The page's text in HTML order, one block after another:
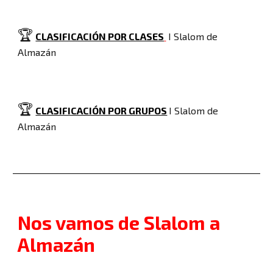
🏆 CLASIFICACIÓN POR CLASES I Slalom de
Almazán
🏆 CLASIFICACIÓN POR GRUPOS I Slalom de
Almazán
Nos vamos de Slalom a
Almazán